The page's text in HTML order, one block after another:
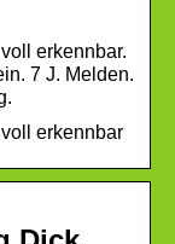
erkennbar.
7 J. Melden.
erkennbar